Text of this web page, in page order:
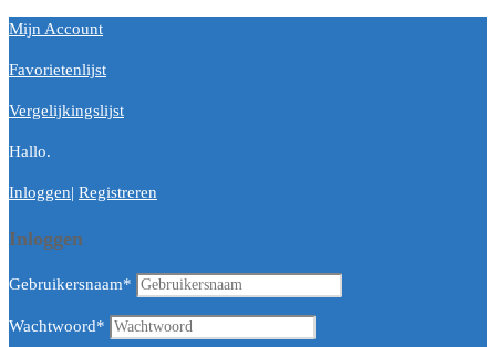
Mijn Account
Favorietenlijst
Vergelijkingslijst
Hallo.
Inloggen| Registreren
Inloggen
Gebruikersnaam*
Wachtwoord*